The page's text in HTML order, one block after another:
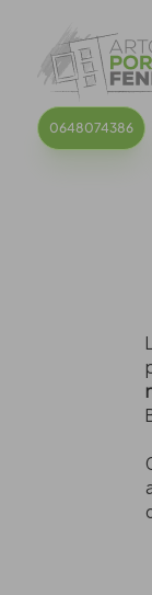
0648074386